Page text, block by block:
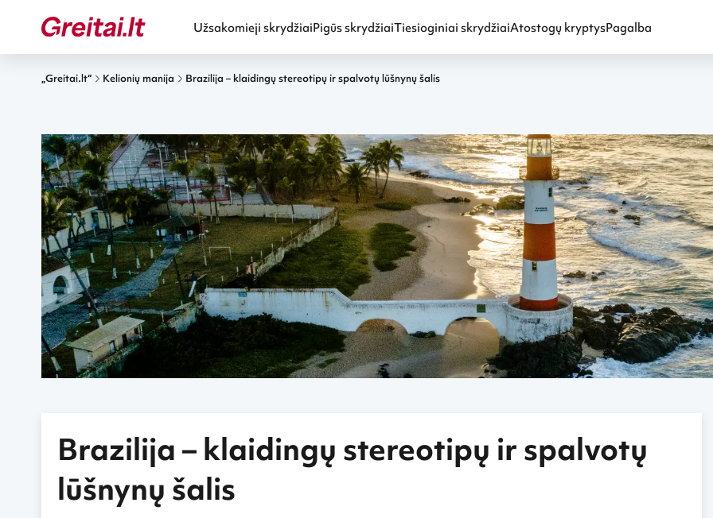
Užsakomieji skrydžiaiPigūs skrydžiaiTiesioginiai skrydžiaiAtostogų kryptysPagalba
„Greitai.lt“ Kelionių manija Brazilija – klaidingų stereotipų ir spalvotų lūšnynų šalis
Brazilija – klaidingų stereotipų ir spalvotų
lūšnynų šalis